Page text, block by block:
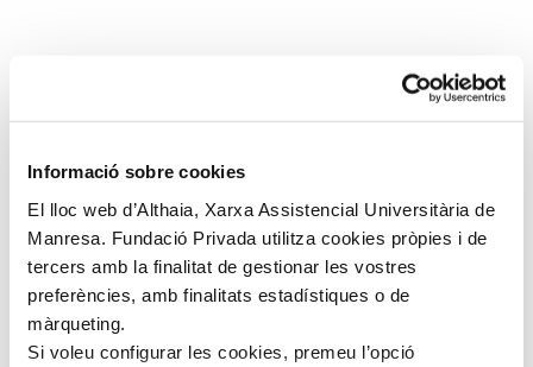
Informació sobre cookies
El lloc web d’Althaia, Xarxa Assistencial Universitària de
Manresa. Fundació Privada utilitza cookies pròpies i de
tercers amb la finalitat de gestionar les vostres
preferències, amb finalitats estadístiques o de
màrqueting.
Si voleu configurar les cookies, premeu l’opció